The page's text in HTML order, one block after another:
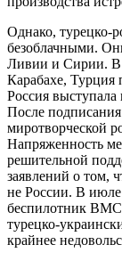
Однако, турецко-
безоблачными.
Ливии и Сирии. В
Карабахе, Турция
Россия
После
миротворческой
Напряженность
решительной
заявлений о том,
не России. В июле
беспилотник ВМС
турецко-
крайнее